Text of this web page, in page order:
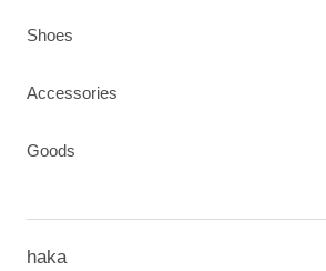
Shoes
Accessories
Goods
haka